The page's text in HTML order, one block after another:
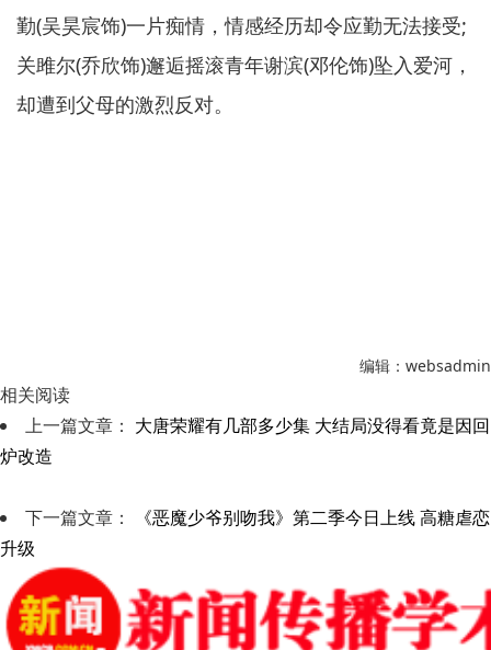
勤(吴昊宸饰)一片痴情，情感经历却令应勤无法接受;
关雎尔(乔欣饰)邂逅摇滚青年谢滨(邓伦饰)坠入爱河，
却遭到父母的激烈反对。
编辑：websadmin
相关阅读
上一篇文章： 大唐荣耀有几部多少集 大结局没得看竟是因回
炉改造
下一篇文章：
《恶魔少爷别吻我》第二季今日上线 高糖虐恋
升级